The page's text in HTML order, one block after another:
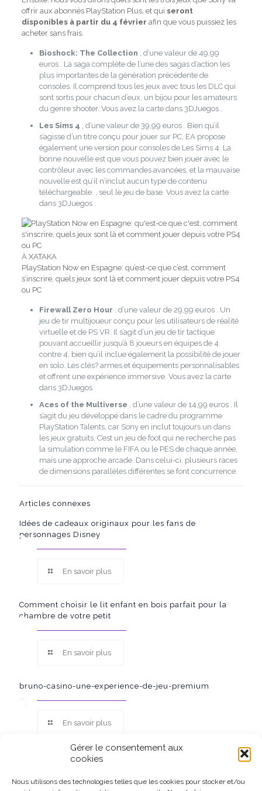
Gérer le consentement aux
cookies
Nous utilisons des technologies telles que les cookies pour stocker et/ou
offrir aux abonnés PlayStation Plus, et qui seront
disponibles à partir du 4 février afin que vous puissiez les
acheter sans frais.
Bioshock: The Collection , d’une valeur de 49,99
euros. La saga complète de l’une des sagas d’action les
plus importantes de la génération précédente de
consoles. Il comprend tous les jeux avec tous les DLC qui
sont sortis pour chacun d’eux, un bijou pour les amateurs
du genre shooter. Vous avez la carte dans 3DJuegos.
Les Sims 4 , d’une valeur de 39,99 euros. Bien qu’il
s’agisse d’un titre conçu pour jouer sur PC, EA propose
également une version pour consoles de Les Sims 4. La
bonne nouvelle est que vous pouvez bien jouer avec le
contrôleur avec les commandes avancées, et la mauvaise
nouvelle est qu’il n’inclut aucun type de contenu
téléchargeable. , seul le jeu de base. Vous avez la carte
dans 3DJuegos.
À XATAKA
PlayStation Now en Espagne: qu’est-ce que c’est, comment
s’inscrire, quels jeux sont là et comment jouer depuis votre PS4
ou PC
Firewall Zero Hour , d’une valeur de 29,99 euros. Un
jeu de tir multijoueur conçu pour les utilisateurs de réalité
virtuelle et de PS VR. Il s’agit d’un jeu de tir tactique
pouvant accueillir jusqu’à 8 joueurs en équipes de 4
contre 4, bien qu’il inclue également la possibilité de jouer
en solo. Les clés? armes et équipements personnalisables
et offrent une expérience immersive. Vous avez la carte
dans 3DJuegos
Aces of the Multiverse , d’une valeur de 14,99 euros. Il
s’agit du jeu développé dans le cadre du programme
PlayStation Talents, car Sony en inclut toujours un dans
les jeux gratuits. C’est un jeu de foot qui ne recherche pas
la simulation comme le FIFA ou le PES de chaque année,
mais une approche arcade. Dans celui-ci, plusieurs races
de dimensions parallèles différentes se font concurrence.
Articles connexes
Idées de cadeaux originaux pour les fans de
personnages Disney
En savoir plus
Comment choisir le lit enfant en bois parfait pour la
chambre de votre petit
En savoir plus
bruno-casino-une-experience-de-jeu-premium
En savoir plus